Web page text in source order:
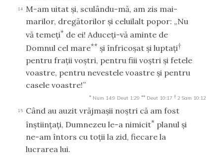
14
M-am uitat şi, sculându-mă, am zis mai-
marilor, dregătorilor şi celuilalt popor: „Nu
vă temeţi* de ei! Aduceţi-vă aminte de
Domnul cel mare** şi înfricoşat şi luptaţi†
pentru fraţii voştri, pentru fiii voştri şi fetele
voastre, pentru nevestele voastre şi pentru
casele voastre!”
* Num 14:9 Deut 1:29 ** Deut 10:17 † 2 Sam 10:12
15
Când au auzit vrăjmaşii noştri că am fost
înştiinţaţi, Dumnezeu le-a nimicit* planul şi
ne-am întors cu toţii la zid, fiecare la
lucrarea lui.